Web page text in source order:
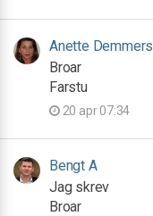
Anette Demmers
Broar
Farstu
20 apr 07:34
Bengt A
Jag skrev
Broar